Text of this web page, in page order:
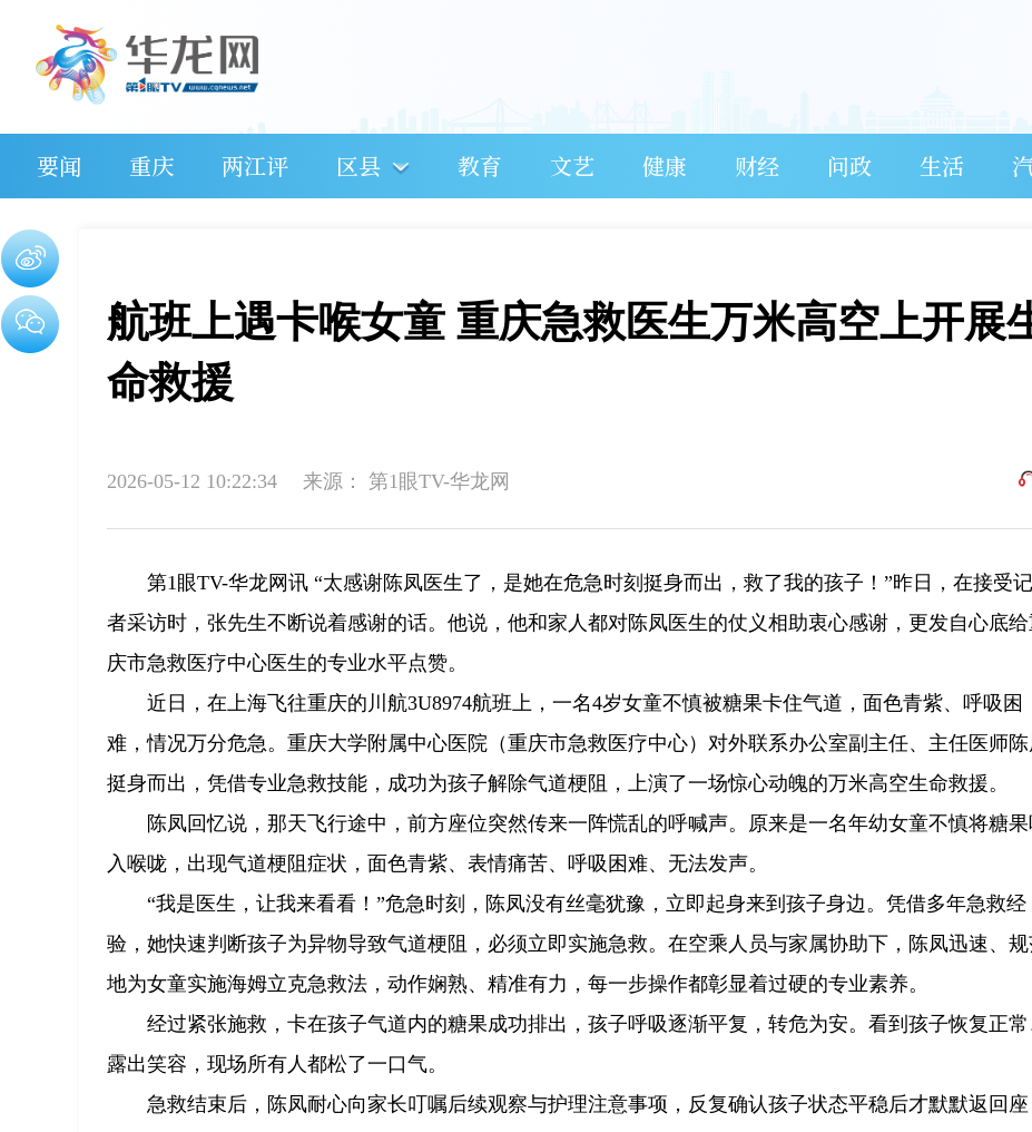
要闻 重庆 两江评 区县 教育 文艺 健康 财经 问政 生活
航班上遇卡喉女童 重庆急救医生万米高空上开展
命救援
2026-05-12 10:22:34 来源： 第1眼TV-华龙网
第1眼TV-华龙网讯 “太感谢陈凤医生了，是她在危急时刻挺身而出，救了我的孩子！”昨日，在接受记
者采访时，张先生不断说着感谢的话。他说，他和家人都对陈凤医生的仗义相助衷心感谢，更发自心底给
庆市急救医疗中心医生的专业水平点赞。
近日，在上海飞往重庆的川航3U8974航班上，一名4岁女童不慎被糖果卡住气道，面色青紫、呼吸困
难，情况万分危急。重庆大学附属中心医院（重庆市急救医疗中心）对外联系办公室副主任、主任医师
挺身而出，凭借专业急救技能，成功为孩子解除气道梗阻，上演了一场惊心动魄的万米高空生命救援。
陈凤回忆说，那天飞行途中，前方座位突然传来一阵慌乱的呼喊声。原来是一名年幼女童不慎将糖果
入喉咙，出现气道梗阻症状，面色青紫、表情痛苦、呼吸困难、无法发声。
“我是医生，让我来看看！”危急时刻，陈凤没有丝毫犹豫，立即起身来到孩子身边。凭借多年急救经
验，她快速判断孩子为异物导致气道梗阻，必须立即实施急救。在空乘人员与家属协助下，陈凤迅速、
地为女童实施海姆立克急救法，动作娴熟、精准有力，每一步操作都彰显着过硬的专业素养。
经过紧张施救，卡在孩子气道内的糖果成功排出，孩子呼吸逐渐平复，转危为安。看到孩子恢复正常
露出笑容，现场所有人都松了一口气。
急救结束后，陈凤耐心向家长叮嘱后续观察与护理注意事项，反复确认孩子状态平稳后才默默返回座